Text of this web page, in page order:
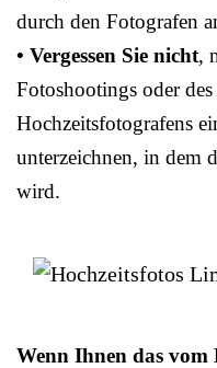
durch den Fotografen
• Vergessen Sie nicht,
Fotoshootings oder
Hochzeitsfotografens
unterzeichnen, in dem
wird.
Wenn Ihnen das vom